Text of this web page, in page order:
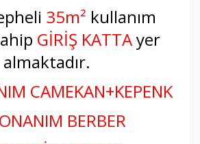
35m² kullanım
GİRİŞ KATTAyer
almaktadır.
CAMEKAN+KEPENK
BERBER